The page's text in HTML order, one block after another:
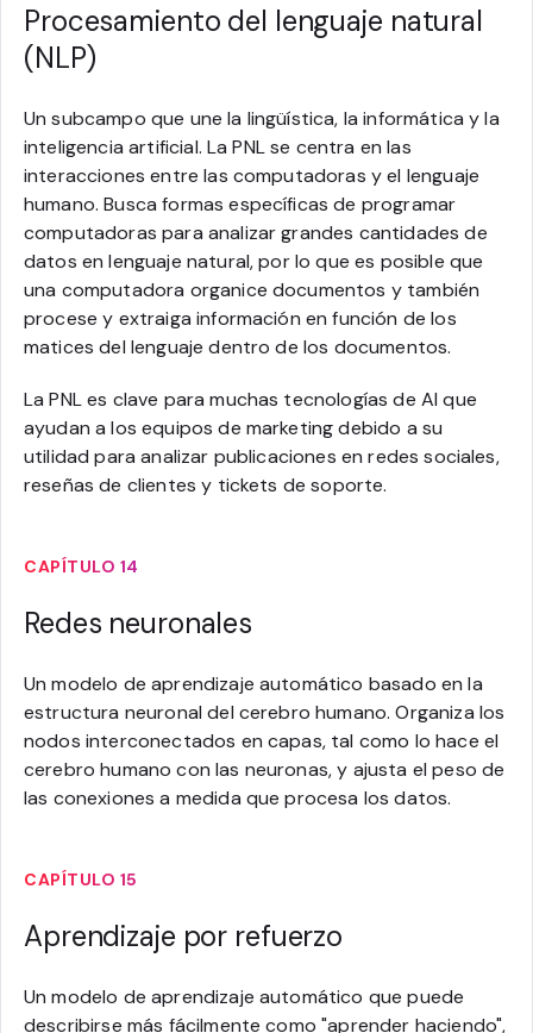
Procesamiento del lenguaje natural
(NLP)
Un subcampo que une la lingüística, la informática y la
inteligencia artificial. La PNL se centra en las
interacciones entre las computadoras y el lenguaje
humano. Busca formas específicas de programar
computadoras para analizar grandes cantidades de
datos en lenguaje natural, por lo que es posible que
una computadora organice documentos y también
procese y extraiga información en función de los
matices del lenguaje dentro de los documentos.
La PNL es clave para muchas tecnologías de AI que
ayudan a los equipos de marketing debido a su
utilidad para analizar publicaciones en redes sociales,
reseñas de clientes y tickets de soporte.
CAPÍTULO 14
Redes neuronales
Un modelo de aprendizaje automático basado en la
estructura neuronal del cerebro humano. Organiza los
nodos interconectados en capas, tal como lo hace el
cerebro humano con las neuronas, y ajusta el peso de
las conexiones a medida que procesa los datos.
CAPÍTULO 15
Aprendizaje por refuerzo
Un modelo de aprendizaje automático que puede
describirse más fácilmente como "aprender haciendo",